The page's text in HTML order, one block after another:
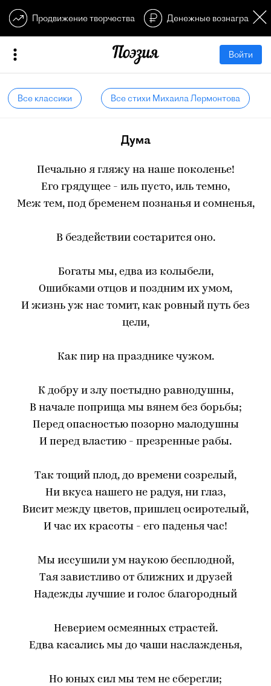
Продвижение творчества Денежные
Войти
Все классики Все стихи Михаила Лермонтова
Дума
Печально я гляжу на наше поколенье!
Его грядущее - иль пусто, иль темно,
Меж тем, под бременем познанья и сомненья,
В бездействии состарится оно.
Богаты мы, едва из колыбели,
Ошибками отцов и поздним их умом,
И жизнь уж нас томит, как ровный путь без
цели,
Как пир на празднике чужом.
К добру и злу постыдно равнодушны,
В начале поприща мы вянем без борьбы;
Перед опасностью позорно малодушны
И перед властию - презренные рабы.
Так тощий плод, до времени созрелый,
Ни вкуса нашего не радуя, ни глаз,
Висит между цветов, пришлец осиротелый,
И час их красоты - его паденья час!
Мы иссушили ум наукою бесплодной,
Тая завистливо от ближних и друзей
Надежды лучшие и голос благородный
Неверием осмеянных страстей.
Едва касались мы до чаши наслажденья,
Но юных сил мы тем не сберегли;